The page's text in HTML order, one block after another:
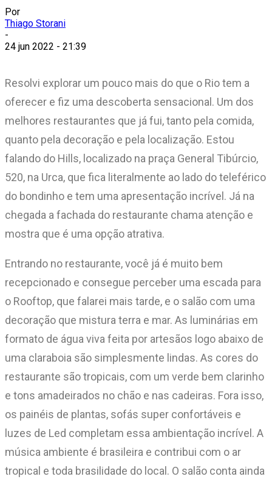
Por
Thiago Storani
-
24 jun 2022 - 21:39
Resolvi explorar um pouco mais do que o Rio tem a
oferecer e fiz uma descoberta sensacional. Um dos
melhores restaurantes que já fui, tanto pela comida,
quanto pela decoração e pela localização. Estou
falando do Hills, localizado na praça General Tibúrcio,
520, na Urca, que fica literalmente ao lado do teleférico
do bondinho e tem uma apresentação incrível. Já na
chegada a fachada do restaurante chama atenção e
mostra que é uma opção atrativa.
Entrando no restaurante, você já é muito bem
recepcionado e consegue perceber uma escada para
o Rooftop, que falarei mais tarde, e o salão com uma
decoração que mistura terra e mar. As luminárias em
formato de água viva feita por artesãos logo abaixo de
uma claraboia são simplesmente lindas. As cores do
restaurante são tropicais, com um verde bem clarinho
e tons amadeirados no chão e nas cadeiras. Fora isso,
os painéis de plantas, sofás super confortáveis e
luzes de Led completam essa ambientação incrível. A
música ambiente é brasileira e contribui com o ar
tropical e toda brasilidade do local. O salão conta ainda